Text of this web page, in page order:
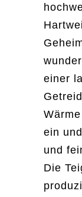
einer
ein
und
Die